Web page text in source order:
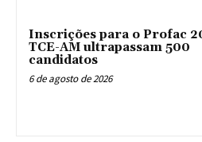
Inscrições para o Profac
TCE-AM ultrapassam 500
candidatos
6 de agosto de 2026